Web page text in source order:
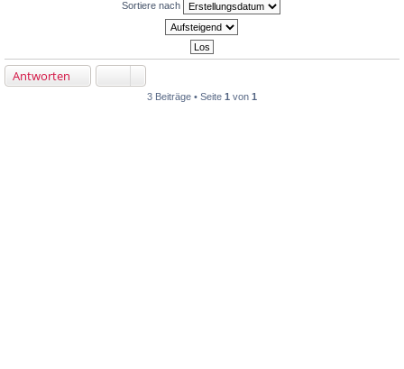
Sortiere nach
Antworten
3 Beiträge • Seite 1 von 1